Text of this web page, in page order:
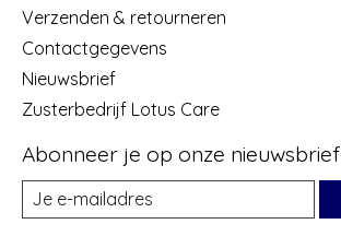
Verzenden & retourneren
Contactgegevens
Nieuwsbrief
Zusterbedrijf Lotus Care
Abonneer je op onze nieuwsbrief